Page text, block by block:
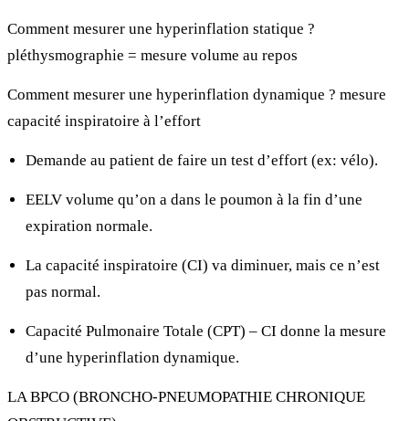
Comment mesurer une hyperinflation statique ?
pléthysmographie = mesure volume au repos
Comment mesurer une hyperinflation dynamique ? mesure
capacité inspiratoire à l’effort
Demande au patient de faire un test d’effort (ex: vélo).
EELV volume qu’on a dans le poumon à la fin d’une
expiration normale.
La capacité inspiratoire (CI) va diminuer, mais ce n’est
pas normal.
Capacité Pulmonaire Totale (CPT) – CI donne la mesure
d’une hyperinflation dynamique.
LA BPCO (BRONCHO-PNEUMOPATHIE CHRONIQUE